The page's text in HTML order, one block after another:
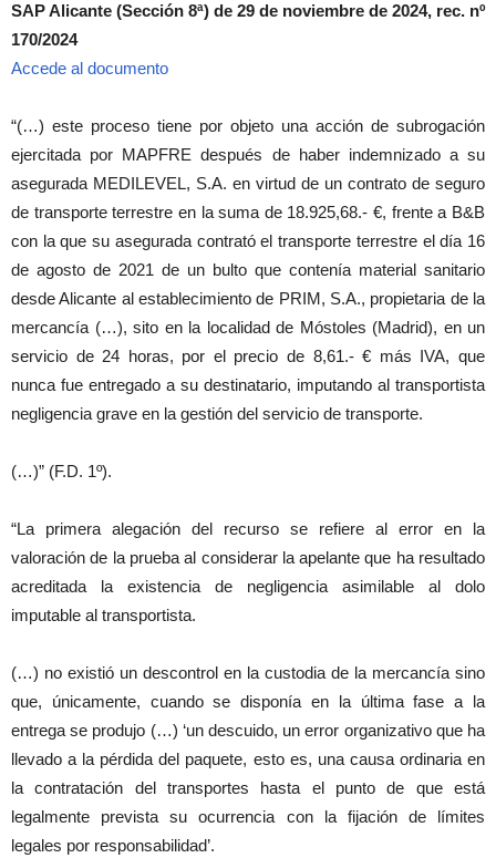
SAP Alicante (Sección 8ª) de 29 de noviembre de 2024, rec. nº
170/2024
Accede al documento
“(…) este proceso tiene por objeto una acción de subrogación
ejercitada por MAPFRE después de haber indemnizado a su
asegurada MEDILEVEL, S.A. en virtud de un contrato de seguro
de transporte terrestre en la suma de 18.925,68.- €, frente a B&B
con la que su asegurada contrató el transporte terrestre el día 16
de agosto de 2021 de un bulto que contenía material sanitario
desde Alicante al establecimiento de PRIM, S.A., propietaria de la
mercancía (…), sito en la localidad de Móstoles (Madrid), en un
servicio de 24 horas, por el precio de 8,61.- € más IVA, que
nunca fue entregado a su destinatario, imputando al transportista
negligencia grave en la gestión del servicio de transporte.
(…)” (F.D. 1º).
“La primera alegación del recurso se refiere al error en la
valoración de la prueba al considerar la apelante que ha resultado
acreditada la existencia de negligencia asimilable al dolo
imputable al transportista.
(…) no existió un descontrol en la custodia de la mercancía sino
que, únicamente, cuando se disponía en la última fase a la
entrega se produjo (…) ‘un descuido, un error organizativo que ha
llevado a la pérdida del paquete, esto es, una causa ordinaria en
la contratación del transportes hasta el punto de que está
legalmente prevista su ocurrencia con la fijación de límites
legales por responsabilidad’.